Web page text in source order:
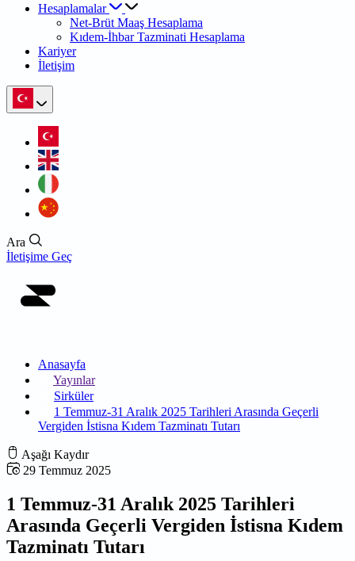
Hesaplamalar
Net-Brüt Maaş Hesaplama
Kıdem-İhbar Tazminati Hesaplama
Kariyer
İletişim
Ara
İletişime Geç
Anasayfa
Yayınlar
Sirküler
1 Temmuz-31 Aralık 2025 Tarihleri Arasında Geçerli
Vergiden İstisna Kıdem Tazminatı Tutarı
Aşağı Kaydır
29 Temmuz 2025
1 Temmuz-31 Aralık 2025 Tarihleri
Arasında Geçerli Vergiden İstisna Kıdem
Tazminatı Tutarı